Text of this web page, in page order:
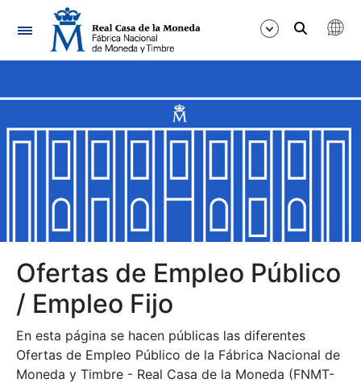
Navegación
Mostrar/Ocultar
Mostrar/Ocultar
Mostrar/Ocultar
Mostrar/Ocultar
Ofertas de Empleo Público
/ Empleo Fijo
En esta página se hacen públicas las diferentes
Ofertas de Empleo Público de la Fábrica Nacional de
Moneda y Timbre - Real Casa de la Moneda (FNMT-